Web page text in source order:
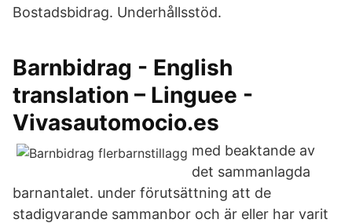
Bostadsbidrag. Underhållsstöd.
Barnbidrag - English
translation – Linguee -
Vivasautomocio.es
med beaktande av
det sammanlagda
barnantalet. under förutsättning att de
stadigvarande sammanbor och är eller har varit